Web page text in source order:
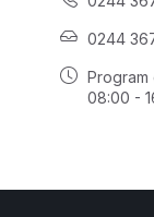
0244
Program
08:00 -